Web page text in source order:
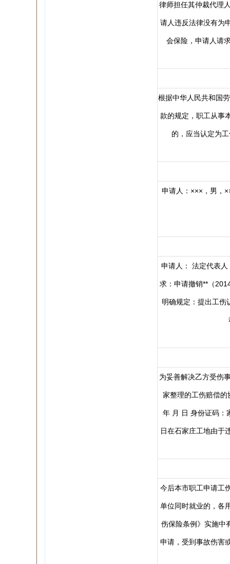
律师担任其仲裁代理
请人违反法律没有为
会保险，申请人请
根据中华人民共和国
款的规定，职工从事
的，应当认定为
申请人：×××，男，
申请人： 法定代表
求：申请撤销**（
明确规定：提出工伤
为妥善解决乙方受伤
家整理的工伤赔偿
年 月 日 身份证码：
日在石家庄工地由于
今后本市职工申请工
单位同时就业的，各
伤保险条例》实施中
申请，受到事故伤害